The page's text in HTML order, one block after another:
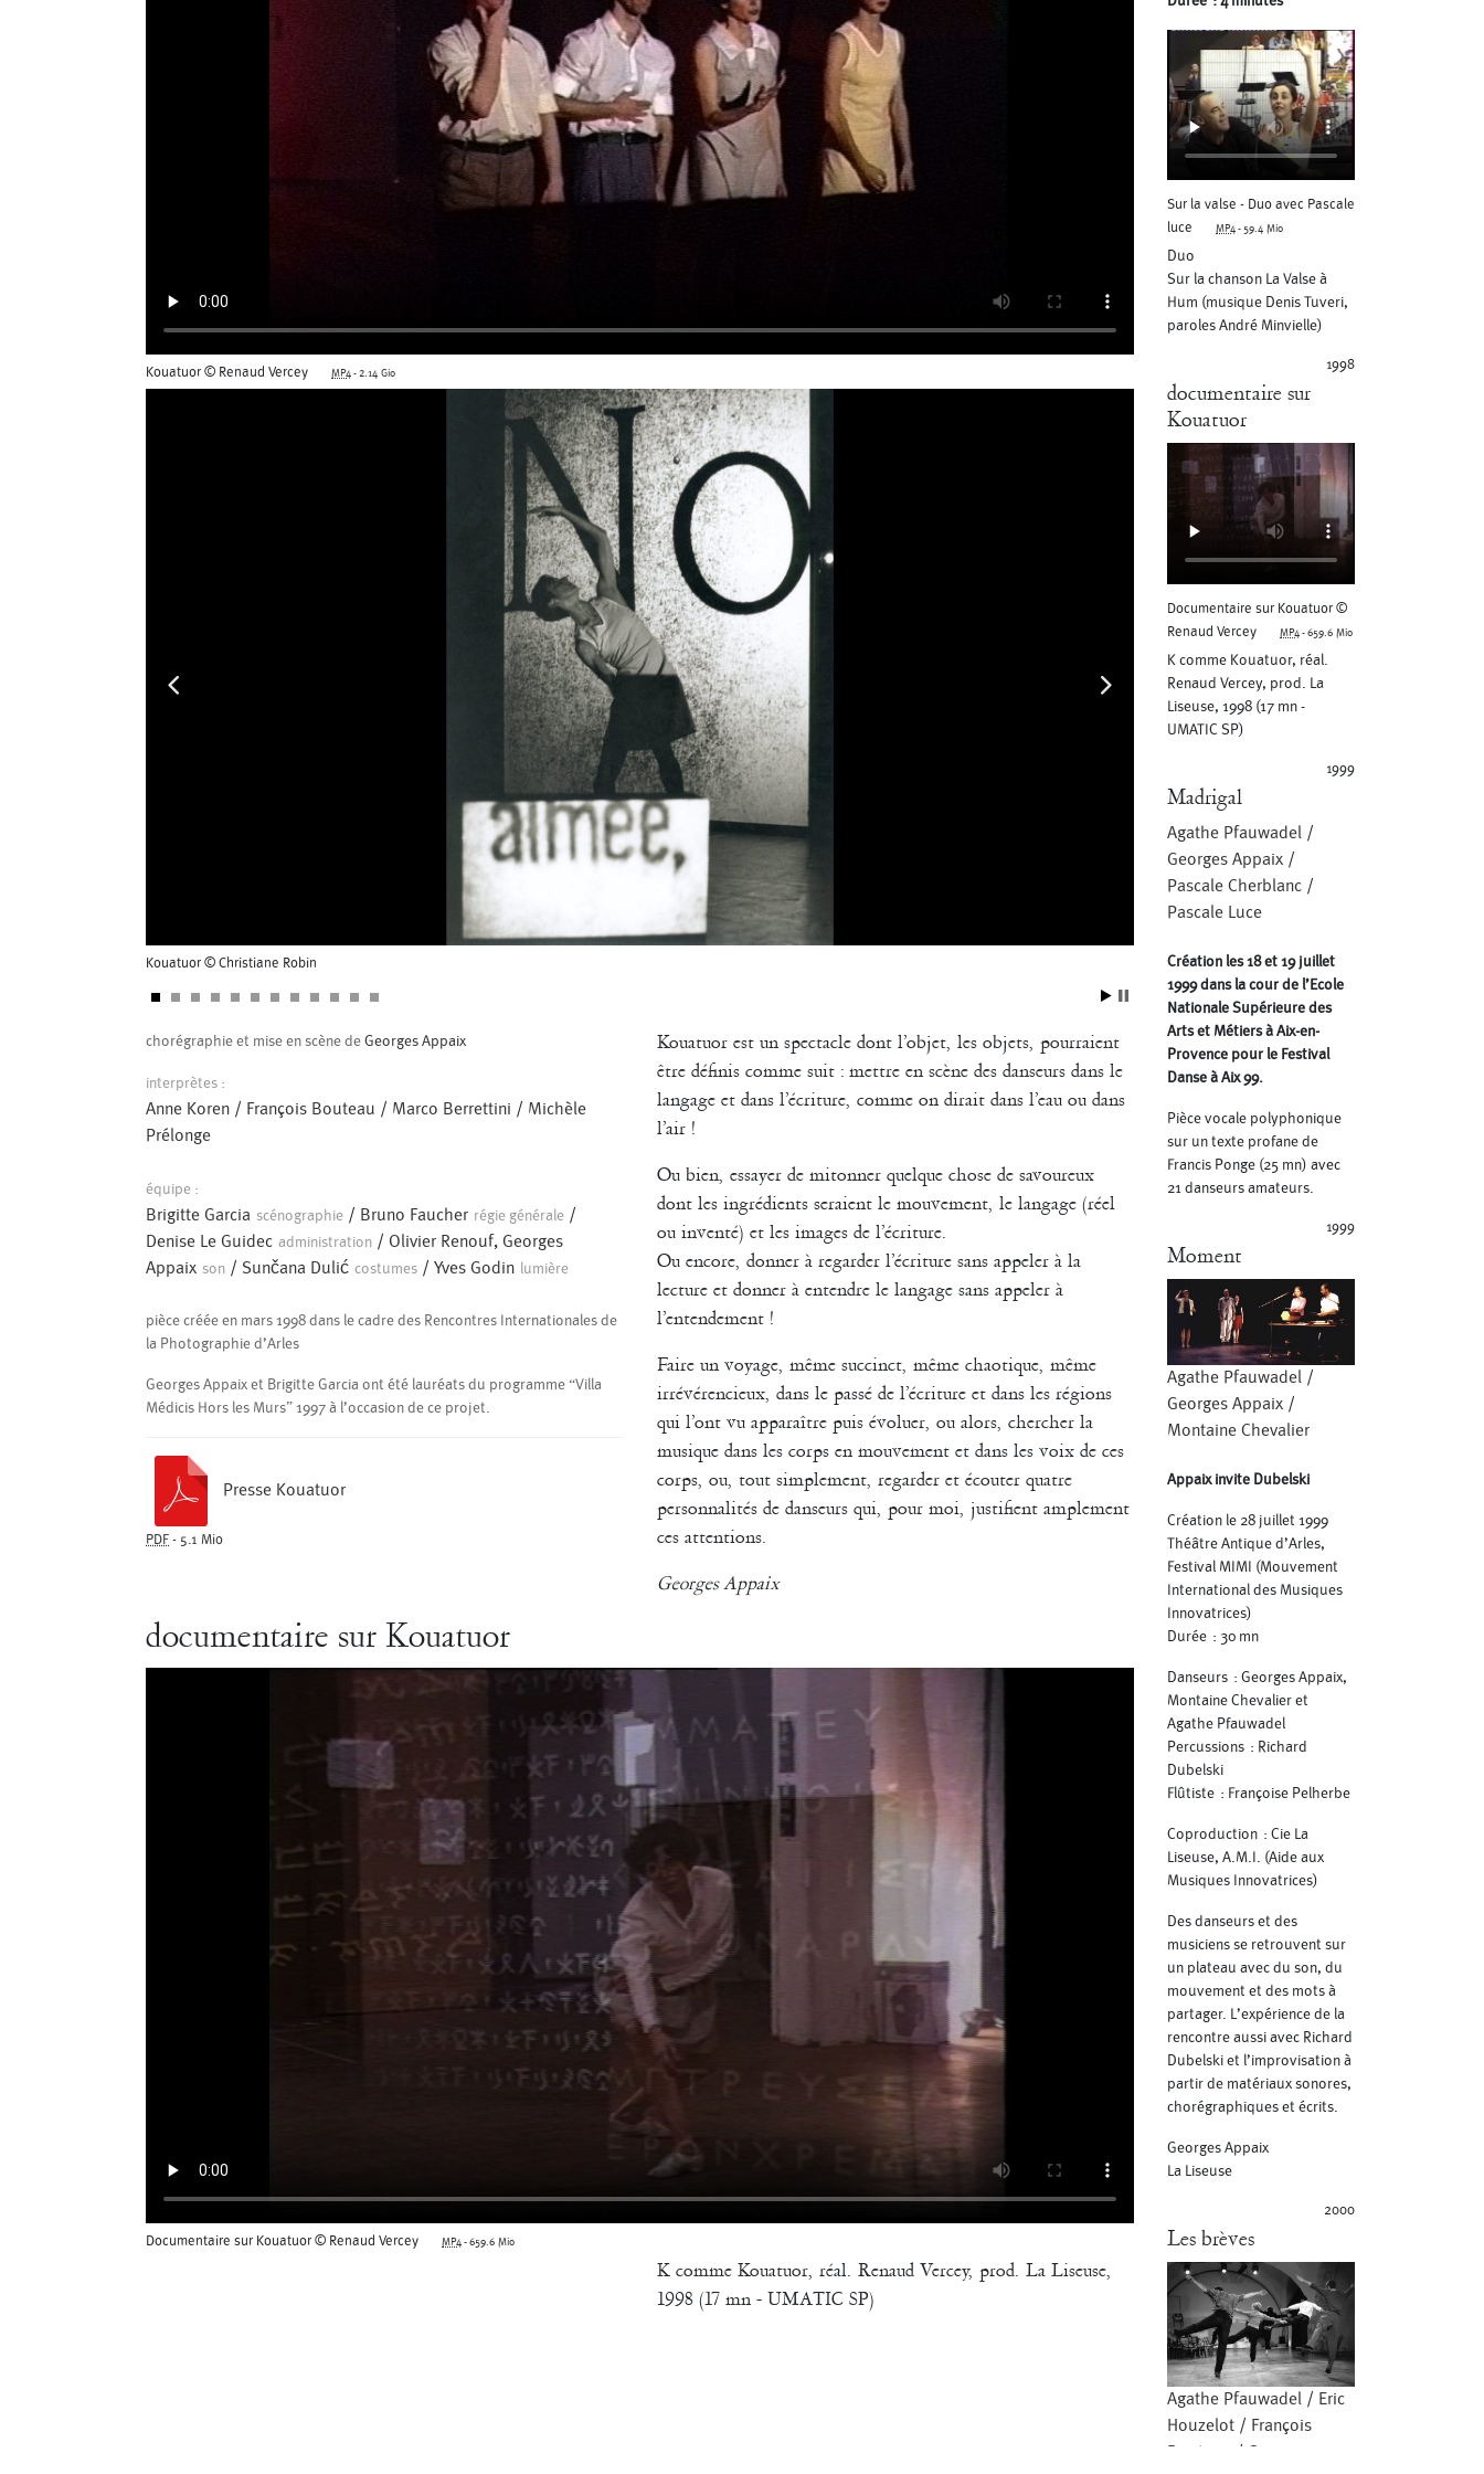
Séverine Bauvais Stéphane Imbert Valérie Brau-Antony
Kouatuor © Renaud Vercey MP4-2.14 Gio
Kouatuor © Christiane Robin Kouatuor © Suncana Dulic JPG-
chorégraphie et mise en scène de Georges Appaix
interprètes :
Anne Koren / François Bouteau / Marco Berrettini / Michèle
Prélonge
équipe :
Brigitte Garcia scénographie / Bruno Faucher régie générale /
Denise Le Guidec administration / Olivier Renouf, Georges
Appaix son / Sunčana Dulić costumes / Yves Godin lumière
pièce créée en mars 1998 dans le cadre des Rencontres Internationales de
la Photographie d’Arles
Georges Appaix et Brigitte Garcia ont été lauréats du programme “Villa
Médicis Hors les Murs” 1997 à l’occasion de ce projet.
Presse Kouatuor
PDF - 5.1 Mio
Kouatuor est un spectacle dont l’objet, les objets, pourraient
être définis comme suit : mettre en scène des danseurs dans le
langage et dans l’écriture, comme on dirait dans l’eau ou dans
l’air !
Ou bien, essayer de mitonner quelque chose de savoureux
dont les ingrédients seraient le mouvement, le langage (réel
ou inventé) et les images de l’écriture.
Ou encore, donner à regarder l’écriture sans appeler à la
lecture et donner à entendre le langage sans appeler à
l’entendement !
Faire un voyage, même succinct, même chaotique, même
irrévérencieux, dans le passé de l’écriture et dans les régions
qui l’ont vu apparaître puis évoluer, ou alors, chercher la
musique dans les corps en mouvement et dans les voix de ces
corps, ou, tout simplement, regarder et écouter quatre
personnalités de danseurs qui, pour moi, justifient amplement
ces attentions.
Georges Appaix
documentaire sur Kouatuor
Documentaire sur Kouatuor © Renaud Vercey MP4-659.6 Mio
K comme Kouatuor, réal. Renaud Vercey, prod. La Liseuse,
1998 (17 mn - UMATIC SP)
Sur la valse - Duo avec Pascale
luce
MP4- 59.4 Mio
Duo
Sur la chanson La Valse à
Hum (musique Denis Tuveri,
paroles André Minvielle)
1998
documentaire sur
Kouatuor
Documentaire sur Kouatuor ©
Renaud Vercey
MP4-659.6 Mio
K comme Kouatuor, réal.
Renaud Vercey, prod. La
Liseuse, 1998 (17 mn -
UMATIC SP)
1999
Madrigal
Agathe Pfauwadel /
Georges Appaix /
Pascale Cherblanc /
Pascale Luce
Création les 18 et 19 juillet
1999 dans la cour de l’Ecole
Nationale Supérieure des
Arts et Métiers à Aix-en-
Provence pour le Festival
Danse à Aix 99.
Pièce vocale polyphonique
sur un texte profane de
Francis Ponge (25 mn) avec
21 danseurs amateurs.
1999
Moment
Agathe Pfauwadel /
Georges Appaix /
Montaine Chevalier
Appaix invite Dubelski
Création le 28 juillet 1999
Théâtre Antique d’Arles,
Festival MIMI (Mouvement
International des Musiques
Innovatrices)
Durée : 30 mn
Danseurs : Georges Appaix,
Montaine Chevalier et
Agathe Pfauwadel
Percussions : Richard
Dubelski
Flûtiste : Françoise Pelherbe
Coproduction : Cie La
Liseuse, A.M.I. (Aide aux
Musiques Innovatrices)
Des danseurs et des
musiciens se retrouvent sur
un plateau avec du son, du
mouvement et des mots à
partager. L’expérience de la
rencontre aussi avec Richard
Dubelski et l’improvisation à
partir de matériaux sonores,
chorégraphiques et écrits.
Georges Appaix
La Liseuse
2000
Les brèves
Agathe Pfauwadel / Eric
Houzelot / François
Bouteau
/ Georges